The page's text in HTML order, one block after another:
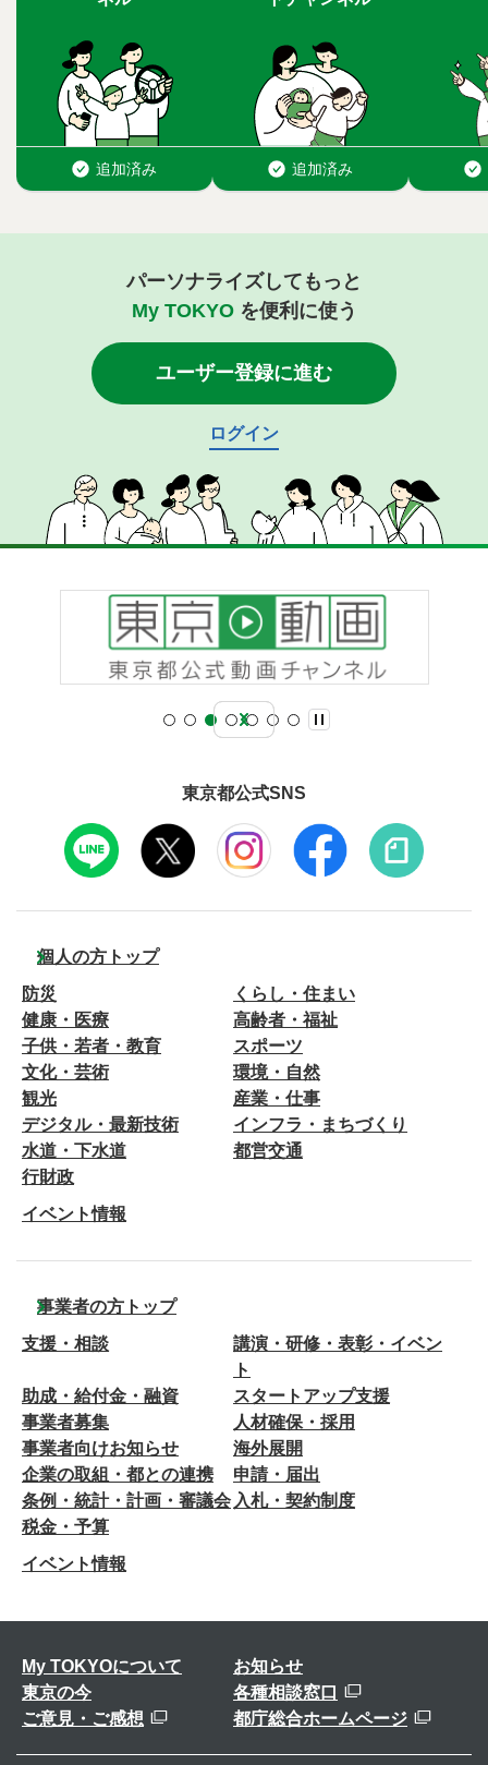
パーソナライズしてもっと
My TOKYOを便利に使う
ユーザー登録に進む
ログイン
東京都公式SNS
個人の方トップ
防災
くらし・住まい
健康・医療
高齢者・福祉
子供・若者・教育
スポーツ
文化・芸術
環境・自然
観光
産業・仕事
デジタル・最新技術
インフラ・まちづくり
水道・下水道
都営交通
行財政
イベント情報
事業者の方トップ
支援・相談
講演・研修・表彰・イベン
ト
助成・給付金・融資
スタートアップ支援
事業者募集
人材確保・採用
事業者向けお知らせ
海外展開
企業の取組・都との連携
申請・届出
条例・統計・計画・審議会 入札・契約制度
税金・予算
イベント情報
My TOKYOについて
お知らせ
東京の今
各種相談窓口
ご意見・ご感想
都庁総合ホームページ